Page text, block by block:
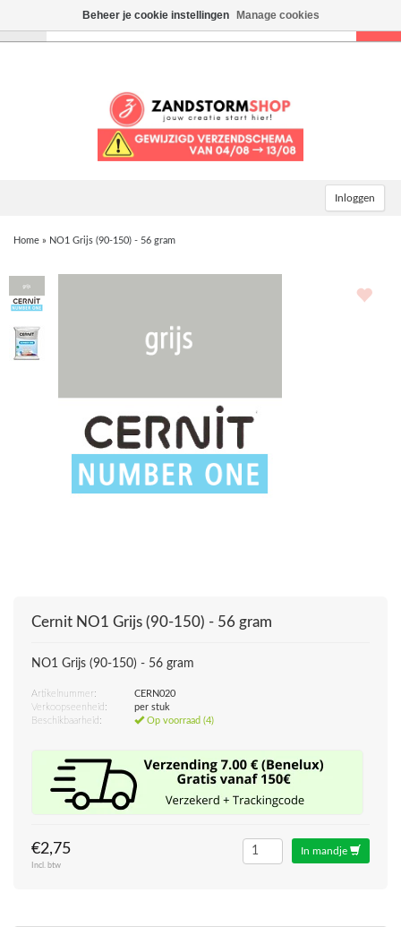
Inloggen
Home » NO1 Grijs (90-150) - 56 gram
Cernit NO1 Grijs (90-150) - 56 gram
NO1 Grijs (90-150) - 56 gram
Artikelnummer:
CERN020
Verkoopseenheid:
per stuk
Beschikbaarheid:
Op voorraad (4)
€2,75
Incl. btw
In mandje
Beheer je cookie instellingen Manage cookies